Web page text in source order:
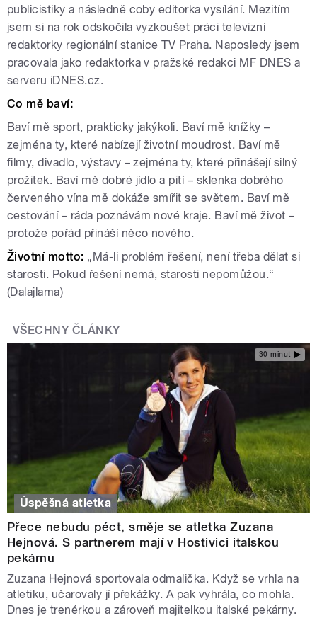
publicistiky a následně coby editorka vysílání. Mezitím
jsem si na rok odskočila vyzkoušet práci televizní
redaktorky regionální stanice TV Praha. Naposledy jsem
pracovala jako redaktorka v pražské redakci MF DNES a
serveru iDNES.cz.
Co mě baví:
Baví mě sport, prakticky jakýkoli. Baví mě knížky –
zejména ty, které nabízejí životní moudrost. Baví mě
filmy, divadlo, výstavy – zejména ty, které přinášejí silný
prožitek. Baví mě dobré jídlo a pití – sklenka dobrého
červeného vína mě dokáže smířit se světem. Baví mě
cestování – ráda poznávám nové kraje. Baví mě život –
protože pořád přináší něco nového.
Životní motto: „Má-li problém řešení, není třeba dělat si
starosti. Pokud řešení nemá, starosti nepomůžou.“
(Dalajlama)
VŠECHNY ČLÁNKY
30 minut
Úspěšná atletka
Přece nebudu péct, směje se atletka Zuzana
Hejnová. S partnerem mají v Hostivici italskou
pekárnu
Zuzana Hejnová sportovala odmalička. Když se vrhla na
atletiku, učarovaly jí překážky. A pak vyhrála, co mohla.
Dnes je trenérkou a zároveň majitelkou italské pekárny.